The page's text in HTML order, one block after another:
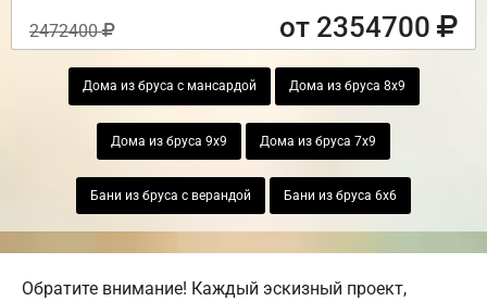
2472400 от 2354700
Дома из бруса с мансардой Дома из бруса 8х9
Дома из бруса 9х9 Дома из бруса 7х9
Бани из бруса с верандой Бани из бруса 6х6
Обратите внимание! Каждый эскизный проект,